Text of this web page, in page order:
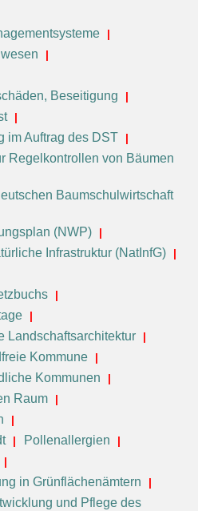
Beseitigung
im Auftrag des DST
Regelkontrollen von Bäumen
Baumschulwirtschaft
(NWP)
Infrastruktur (NatInfG)
Landschaftsarchitektur
Kommune
Kommunen
Raum
Pollenallergien
in Grünflächenämtern
und Pflege des